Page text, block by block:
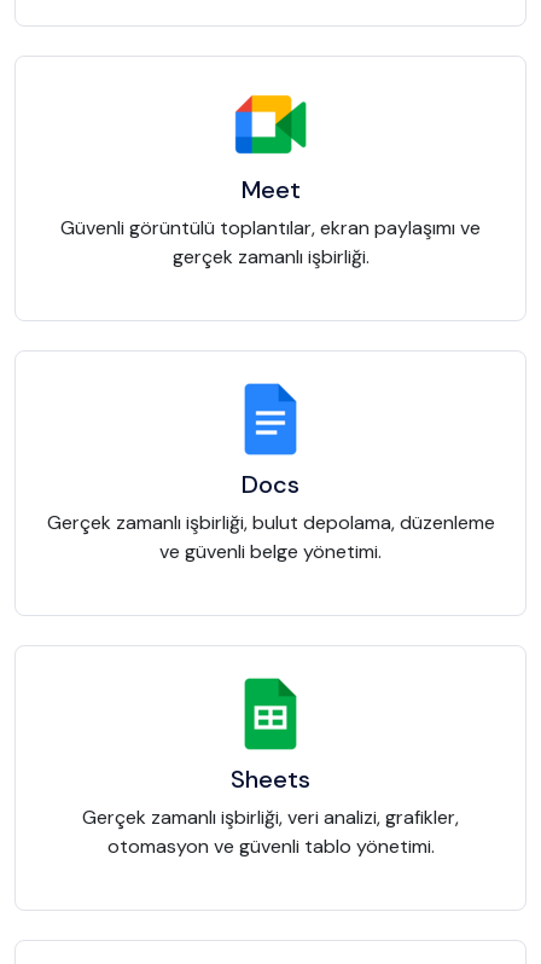
Meet
Güvenli görüntülü toplantılar, ekran paylaşımı ve
gerçek zamanlı işbirliği.
Docs
Gerçek zamanlı işbirliği, bulut depolama, düzenleme
ve güvenli belge yönetimi.
Sheets
Gerçek zamanlı işbirliği, veri analizi, grafikler,
otomasyon ve güvenli tablo yönetimi.